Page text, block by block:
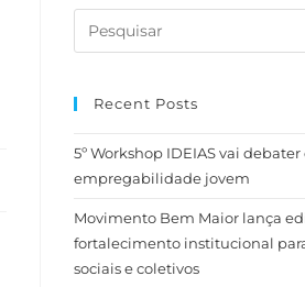
Recent Posts
5º Workshop IDEIAS vai
empregabilidade jovem
Movimento Bem Maior lança
fortalecimento institucional
sociais e coletivos